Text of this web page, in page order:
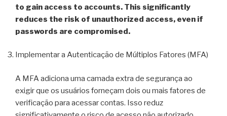
to gain access to accounts. This significantly
reduces the risk of unauthorized access, even if
passwords are compromised.
Implementar a Autenticação de Múltiplos Fatores (MFA)
A MFA adiciona uma camada extra de segurança ao
exigir que os usuários forneçam dois ou mais fatores de
verificação para acessar contas. Isso reduz